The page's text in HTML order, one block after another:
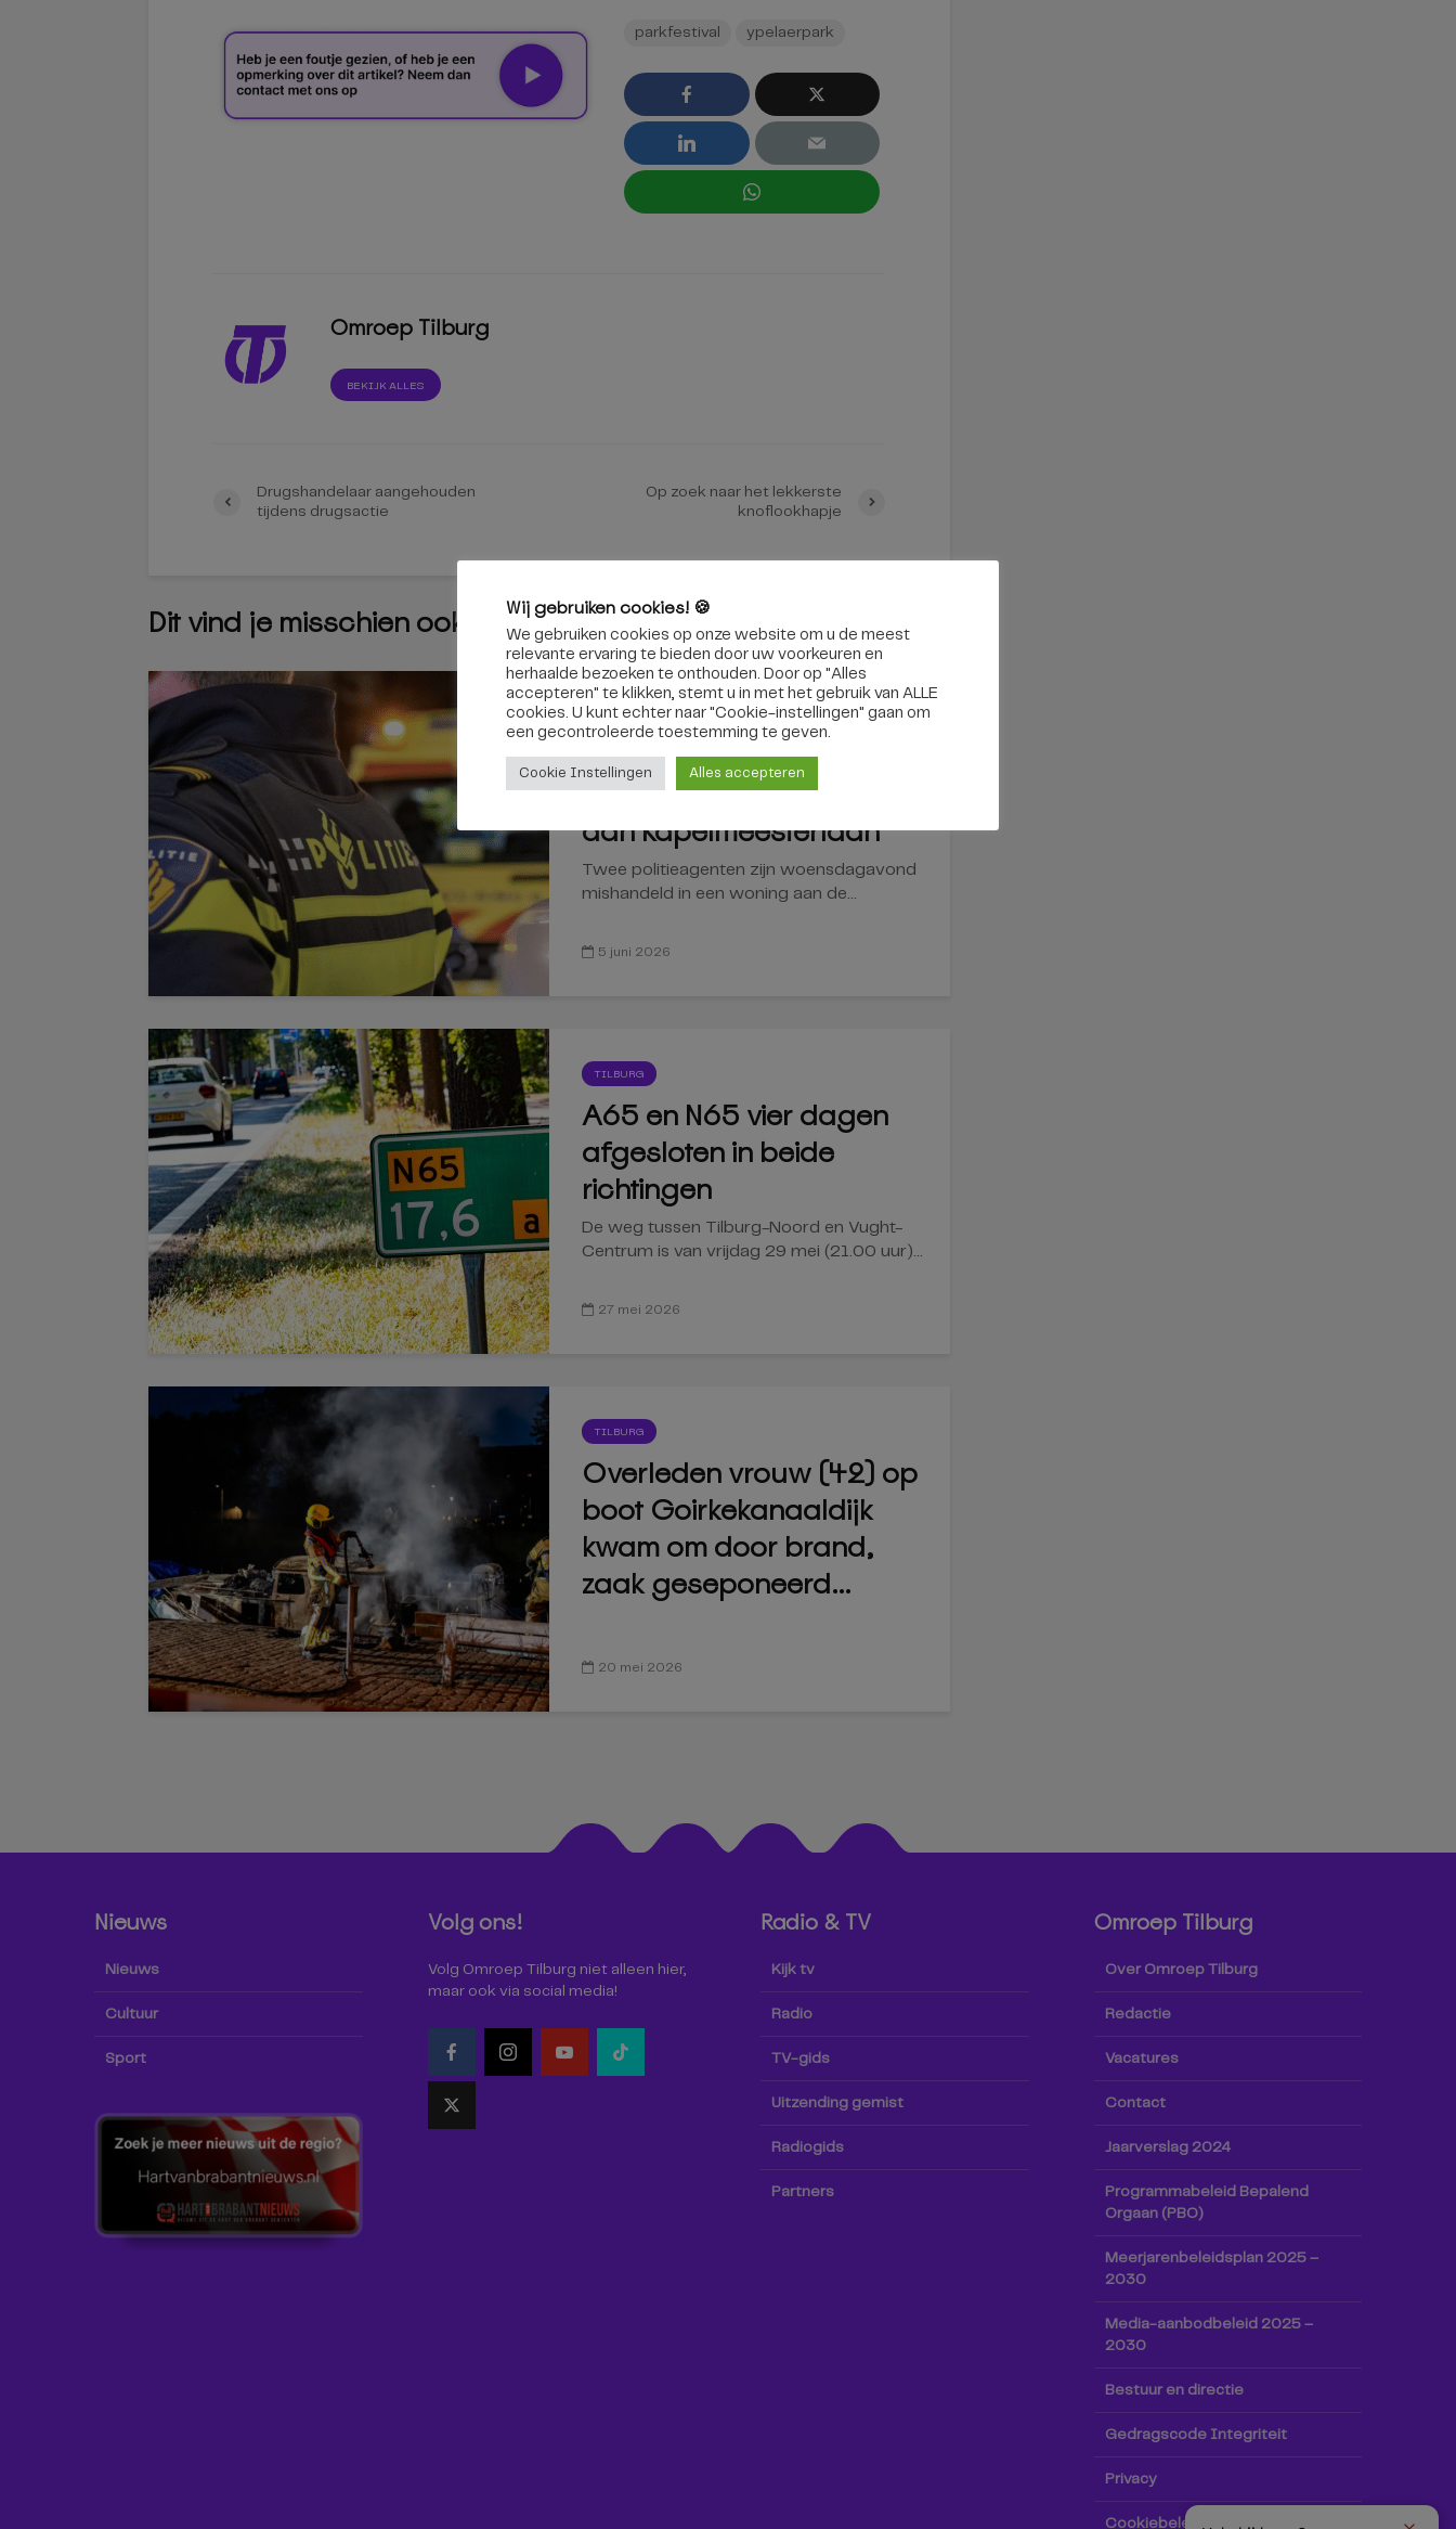
parkfestival ypelaerpark
Omroep Tilburg
BEKIJK ALLES
Drugshandelaar aangehouden
tijdens drugsactie
Op zoek naar het lekkerste
knoflookhapje
Dit vind je misschien ook interessant
TILBURG
Agenten mishandeld en
kilo’s drugs gevonden
aan Kapelmeesterlaan
Twee politieagenten zijn woensdagavond
mishandeld in een woning aan de...
5 juni 2026
TILBURG
A65 en N65 vier dagen
afgesloten in beide
richtingen
De weg tussen Tilburg-Noord en Vught-
Centrum is van vrijdag 29 mei (21.00 uur)...
27 mei 2026
TILBURG
Overleden vrouw (42) op
boot Goirkekanaaldijk
kwam om door brand,
zaak geseponeerd...
20 mei 2026
Nieuws
Nieuws
Cultuur
Sport
Volg ons!
Volg Omroep Tilburg niet alleen hier,
maar ook via social media!
Radio & TV
Kijk tv
Radio
TV-gids
Uitzending gemist
Radiogids
Partners
Omroep Tilburg
Over Omroep Tilburg
Redactie
Vacatures
Contact
Jaarverslag 2024
Programmabeleid Bepalend
Orgaan (PBO)
Meerjarenbeleidsplan 2025 –
2030
Media-aanbodbeleid 2025 –
2030
Bestuur en directie
Gedragscode Integriteit
Privacy
Cookiebeleid
Wij gebruiken cookies! 🍪
We gebruiken cookies op onze website om u de meest
relevante ervaring te bieden door uw voorkeuren en
herhaalde bezoeken te onthouden. Door op "Alles
accepteren" te klikken, stemt u in met het gebruik van ALLE
cookies. U kunt echter naar "Cookie-instellingen" gaan om
een ​​gecontroleerde toestemming te geven.
Cookie Instellingen Alles accepteren